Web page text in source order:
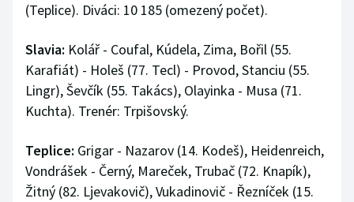
(Teplice). Diváci: 10 185 (omezený počet).
Slavia: Kolář - Coufal, Kúdela, Zima, Bořil (55.
Karafiát) - Holeš (77. Tecl) - Provod, Stanciu (55.
Lingr), Ševčík (55. Takács), Olayinka - Musa (71.
Kuchta). Trenér: Trpišovský.
Teplice: Grigar - Nazarov (14. Kodeš), Heidenreich,
Vondrášek - Černý, Mareček, Trubač (72. Knapík),
Žitný (82. Ljevakovič), Vukadinovič - Řezníček (15.